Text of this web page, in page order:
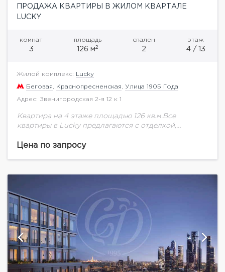
ПРОДАЖА КВАРТИРЫ В ЖИЛОМ КВАРТАЛЕ
LUCKY
комнат
3
площадь
126 м2
спален
2
этаж
4 / 13
Жилой комплекс: Lucky
Беговая Краснопресненская Улица 1905 Года
Адрес: Звенигородская 2-я 12 к 1
Квартира на 4 этаже площадью 126 кв.м.Все
квартиры в Lucky предлагаются с отделкой,
итальянского бренда Dada. Интерьеры квартир
Цена по запросу